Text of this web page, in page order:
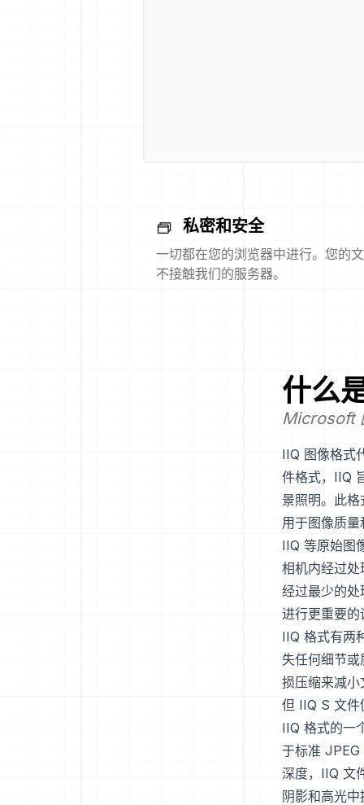
私密和安全
一切都在您的浏览器中进行。您的
不接触我们的服务器。
什么
Microsoft
IIQ 图像格式
件格式，IIQ
景照明。此
用于图像质
IIQ 等原始图
相机内经过
经过最少的
进行更重要
IIQ 格式有两
失任何细节或
损压缩来减
但 IIQ S 文件
IIQ 格式的一
于标准 JPEG
深度，IIQ 文
阴影和高光